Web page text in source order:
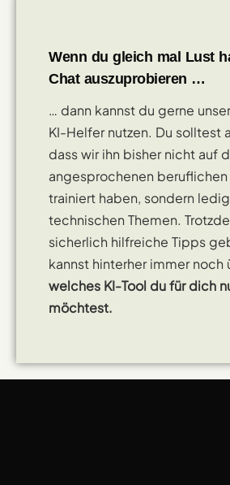
Wenn du gleich mal Lust
Chat auszuprobieren …
… dann kannst du gerne
KI-Helfer nutzen. Du solltest
dass wir ihn bisher nicht auf
angesprochenen beruflichen
trainiert haben, sondern
technischen Themen.
sicherlich hilfreiche Tipps
kannst hinterher immer noch
welches KI-Tool du für dich
möchtest.